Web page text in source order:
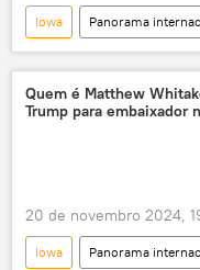
Iowa Panorama
Virginia
Marinha
General Dynamics Electric
Tomahawk
Quem é Matthew
Trump para embaixador
20 de novembro 2024,
Iowa Panorama